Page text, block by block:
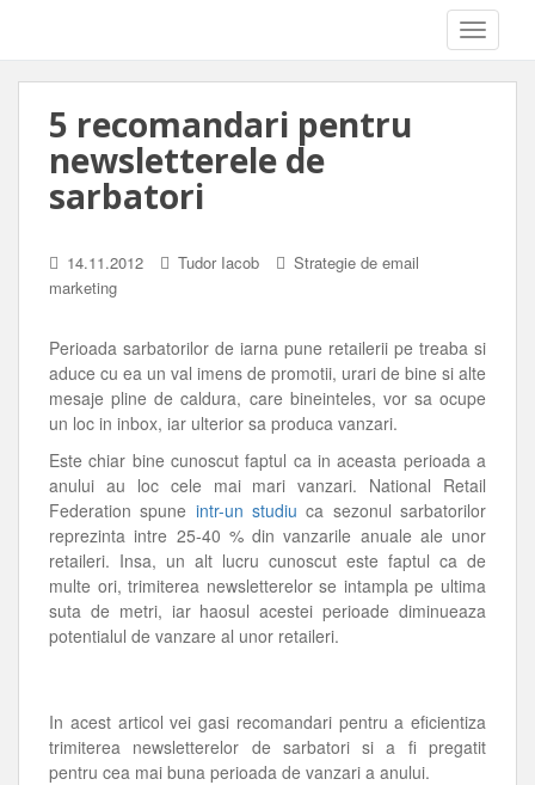
T
O
N
5 recomandari pentru
newsletterele de
sarbatori
14.11.2012 Tudor Iacob
Strategie de email
marketing
Perioada sarbatorilor de iarna pune retailerii pe treaba si
aduce cu ea un val imens de promotii, urari de bine si alte
mesaje pline de caldura, care bineinteles, vor sa ocupe
un loc in inbox, iar ulterior sa produca vanzari.
Este chiar bine cunoscut faptul ca in aceasta perioada a
anului au loc cele mai mari vanzari. National Retail
Federation spune intr-un studiu ca sezonul sarbatorilor
reprezinta intre 25-40 % din vanzarile anuale ale unor
retaileri. Insa, un alt lucru cunoscut este faptul ca de
multe ori, trimiterea newsletterelor se intampla pe ultima
suta de metri, iar haosul acestei perioade diminueaza
potentialul de vanzare al unor retaileri.
In acest articol vei gasi recomandari pentru a eficientiza
trimiterea newsletterelor de sarbatori si a fi pregatit
pentru cea mai buna perioada de vanzari a anului.